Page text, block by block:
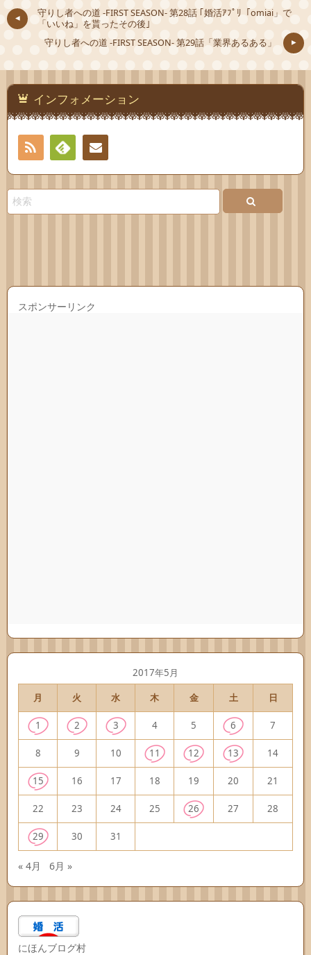
守りし者への道 -FIRST SEASON- 第28話 ｢婚活ｱﾌﾟﾘ「omiai」で
「いいね」を貰ったその後｣
守りし者への道 -FIRST SEASON- 第29話「業界あるある」
インフォメーション
RSS
Feedly連絡
スポンサーリンク
2017年5月
月
火 水 木 金 土 日
1 2 3 4 5 6 7
8 9 10 11 12 13 14
15 16 17 18 19 20 21
22 23 24 25 26 27 28
29 30 31
« 4月 6月 »
にほんブログ村